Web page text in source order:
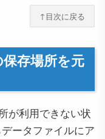
↑目次に戻る
存場所を元
が利用できない状
ータファイルにア